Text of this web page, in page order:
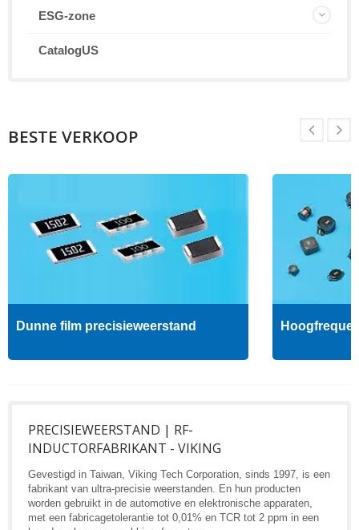
ESG-zone
CatalogUS
BESTE VERKOOP
Dunne film precisieweerstand
PRECISIEWEERSTAND | RF-
INDUCTORFABRIKANT - VIKING
Gevestigd in Taiwan, Viking Tech Corporation, sinds 1997, is een
fabrikant van ultra-precisie weerstanden. En hun producten
worden gebruikt in de automotive en elektronische apparaten,
met een fabricagetolerantie tot 0,01% en TCR tot 2 ppm in een